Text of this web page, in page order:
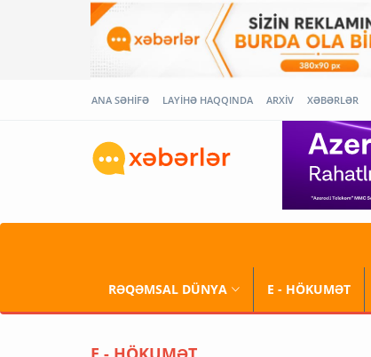
ANA SƏHİFƏ LAYİHƏ HAQQINDA ARXİV XƏBƏRLƏR
RƏQƏMSAL DÜNYA E - HÖKUMƏT